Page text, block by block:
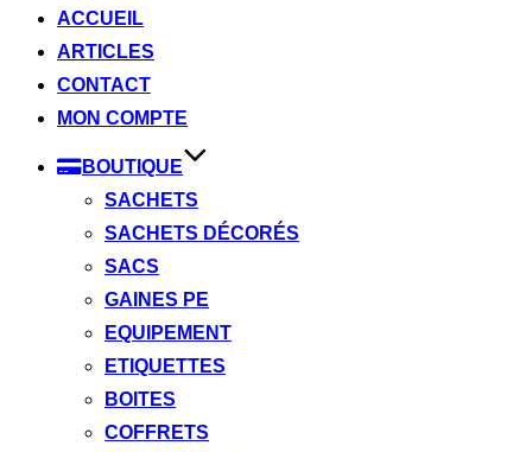
contenuACCUEIL
ARTICLES
CONTACT
MON COMPTE
BOUTIQUE
SACHETS
SACHETS DÉCORÉS
SACS
GAINES PE
EQUIPEMENT
ETIQUETTES
BOITES
COFFRETS